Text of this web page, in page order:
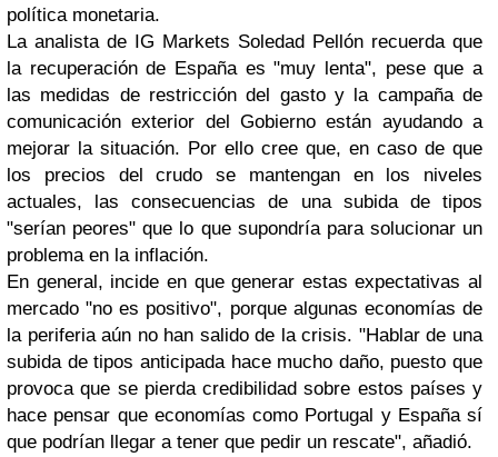
política monetaria.
La analista de IG Markets Soledad Pellón recuerda que
la recuperación de España es "muy lenta", pese que a
las medidas de restricción del gasto y la campaña de
comunicación exterior del Gobierno están ayudando a
mejorar la situación. Por ello cree que, en caso de que
los precios del crudo se mantengan en los niveles
actuales, las consecuencias de una subida de tipos
"serían peores" que lo que supondría para solucionar un
problema en la inflación.
En general, incide en que generar estas expectativas al
mercado "no es positivo", porque algunas economías de
la periferia aún no han salido de la crisis. "Hablar de una
subida de tipos anticipada hace mucho daño, puesto que
provoca que se pierda credibilidad sobre estos países y
hace pensar que economías como Portugal y España sí
que podrían llegar a tener que pedir un rescate", añadió.